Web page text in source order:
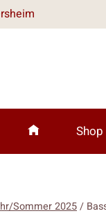
Shop
Sommer 2025/